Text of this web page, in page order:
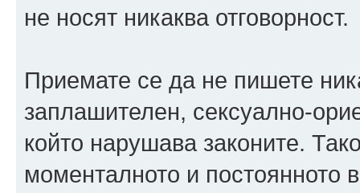
не носят никаква отговорност.
Приемате се да не пишете
заплашителен, сексуално-
който нарушава законите.
моменталното и постоянното